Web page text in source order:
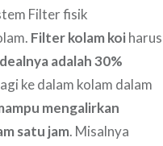
Filter fisik
Filter kolam koiharus
adalah 30%
ke dalam kolam dalam
mengalirkan
satu jam. Misalnya